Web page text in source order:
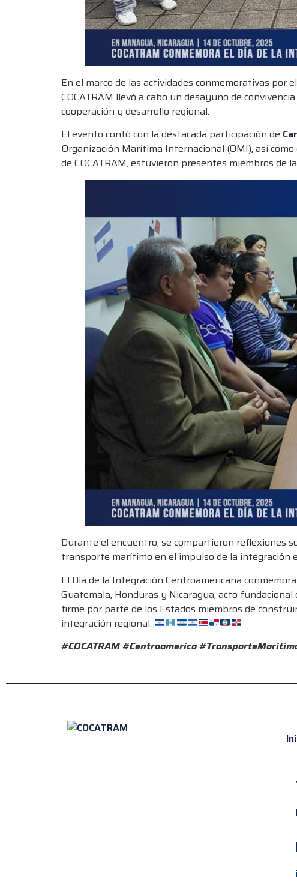
En el marco de las actividades conmemorativas por
COCATRAM llevó a cabo un desayuno de
cooperación y desarrollo regional.
El evento contó con la destacada participación de
Organización Marítima Internacional (OMI), así
de COCATRAM, estuvieron presentes miembros
Durante el encuentro, se compartieron reflexiones
transporte marítimo en el impulso de la integración
El Día de la Integración Centroamericana
Guatemala, Honduras y Nicaragua, acto
firme por parte de los Estados miembros de
integración regional.
#COCATRAM #Centroamerica